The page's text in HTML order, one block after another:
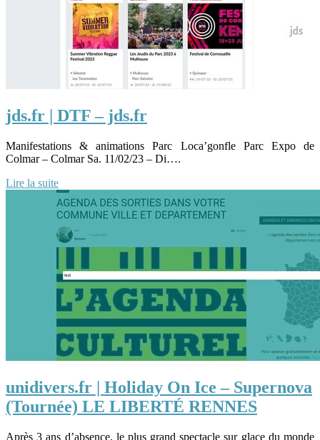
jds.fr | DTF – jds.fr
Manifestations & animations Parc Loca’gonfle Parc Expo de
Colmar – Colmar Sa. 11/02/23 – Di….
Lire la suite
unidivers.fr | Holiday On Ice – Supernova
(Tournée) LE LIBERTÉ RENNES
Après 3 ans d’absence, le plus grand spectacle sur glace du monde